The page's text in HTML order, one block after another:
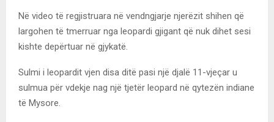
Në video të regjistruara në vendngjarje njerëzit shihen që
largohen të tmerruar nga leopardi gjigant që nuk dihet sesi
kishte depërtuar në gjykatë.
Sulmi i leopardit vjen disa ditë pasi një djalë 11-vjeçar u
sulmua për vdekje nag një tjetër leopard në qytezën indiane
të Mysore.